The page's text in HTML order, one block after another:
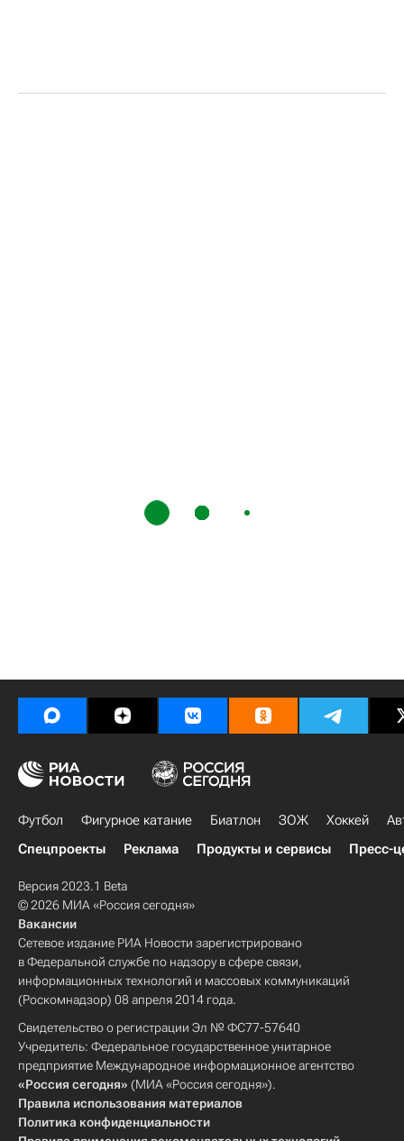
Футбол Фигурное катание Биатлон ЗОЖ Хоккей
Спецпроекты
Реклама Продукты и сервисы Пресс-
Версия 2023.1 Beta
© 2026 МИА «Россия сегодня»
Вакансии
Сетевое издание РИА Новости зарегистрировано
в Федеральной службе по надзору в сфере связи,
информационных технологий и массовых коммуникаций
(Роскомнадзор) 08 апреля 2014 года.
Свидетельство о регистрации Эл № ФС77-57640
Учредитель: Федеральное государственное унитарное
предприятие Международное информационное агентство
«Россия сегодня» (МИА «Россия сегодня»).
Правила использования материалов
Политика конфиденциальности